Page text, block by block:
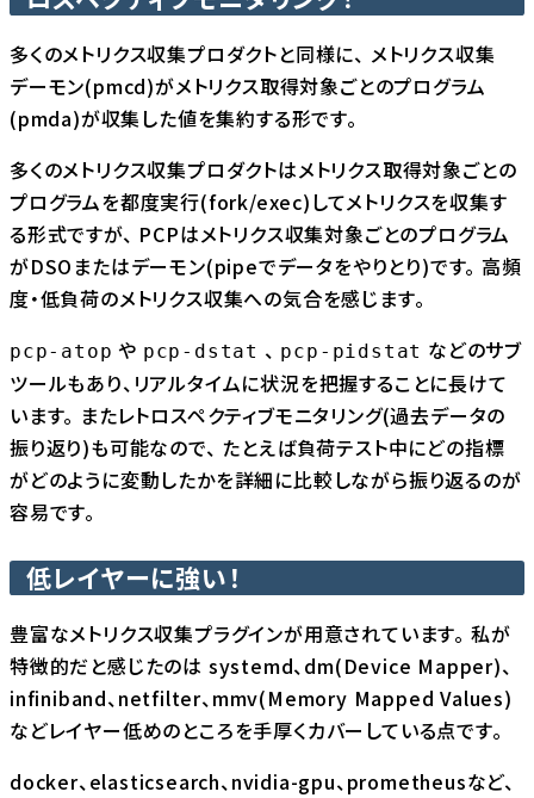
多くのメトリクス収集プロダクトと同様に、 メトリクス収集
デーモン(pmcd)がメトリクス取得対象ごとのプログラム
(pmda)が収集した値を集約する形です。
多くのメトリクス収集プロダクトはメトリクス取得対象ごとの
プログラムを都度実行(fork/exec)してメトリクスを収集す
る形式ですが、 PCPはメトリクス収集対象ごとのプログラム
がDSOまたはデーモン(pipeでデータをやりとり)です。 高頻
度・低負荷のメトリクス収集への気合を感じます。
pcp-atop や pcp-dstat 、 pcp-pidstat などのサブ
ツールもあり、リアルタイムに状況を把握することに長けて
います。 またレトロスペクティブモニタリング(過去データの
振り返り)も可能なので、 たとえば負荷テスト中にどの指標
がどのように変動したかを詳細に比較しながら振り返るのが
容易です。
低レイヤーに強い！
豊富なメトリクス収集プラグインが用意されています。 私が
特徴的だと感じたのは systemd、dm(Device Mapper)、
infiniband、netfilter、mmv(Memory Mapped Values)
などレイヤー低めのところを手厚くカバーしている点です。
docker、elasticsearch、nvidia-gpu、prometheusなど、